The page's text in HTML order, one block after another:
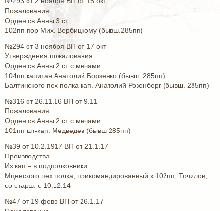
Пожалования
Орден св.Анны 3 ст
102пп пор Мих. Вербицкому (бывш.285пп)
№294 от 3 ноября ВП от 17 окт
Утверждения пожалования
Орден св.Анны 2 ст с мечами
104пп капитан Анатолий Борзенко (бывш. 285пп)
Балтинского пех полка кап. Анатолий Розенберг (бывш. 285пп)
№316 от 26.11.16 ВП от 9.11
Пожалования
Орден св.Анны 2 ст с мечами
101пп шт-кап. Медведев (бывш 285пп)
№39 от 10.2.1917 ВП от 21.1.17
Производства
Из кап – в подполковники
Мценского пех.полка, прикомандированный к 102пп, Точилов,
со старш. с 10.12.14
№47 от 19 февр ВП от 26.1.17